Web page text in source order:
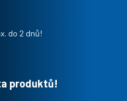
do 2 dnů!
produktů!